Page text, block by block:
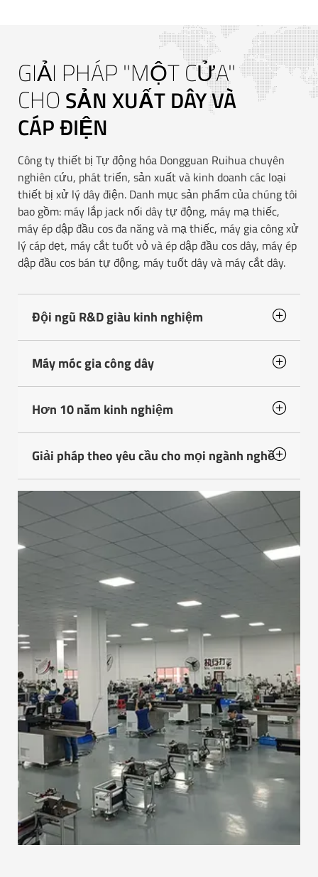
GIẢI PHÁP "MỘT CỬA"
CHOSẢN XUẤT DÂY VÀ
CÁP ĐIỆN
Công ty thiết bị Tự động hóa Dongguan Ruihua chuyên
nghiên cứu, phát triển, sản xuất và kinh doanh các loại
thiết bị xử lý dây điện. Danh mục sản phẩm của chúng tôi
bao gồm: máy lắp jack nối dây tự động, máy mạ thiếc,
máy ép dập đầu cos đa năng và mạ thiếc, máy gia công xử
lý cáp dẹt, máy cắt tuốt vỏ và ép dập đầu cos dây, máy ép
dập đầu cos bán tự động, máy tuốt dây và máy cắt dây.
Đội ngũ R&D giàu kinh nghiệm
Máy móc gia công dây
Hơn 10 năm kinh nghiệm
Giải pháp theo yêu cầu cho mọi ngành nghề